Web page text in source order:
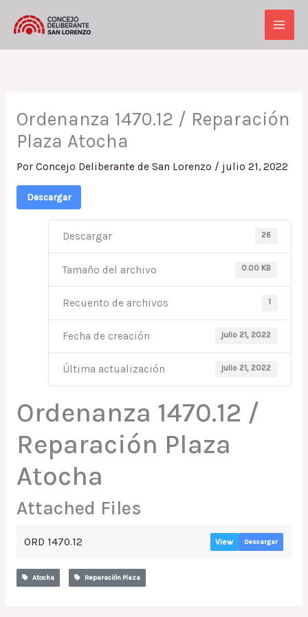
Main
Ordenanza 1470.12 / Reparación
Plaza Atocha
Por Concejo Deliberante de San Lorenzo / julio 21, 2022
Descargar
Descargar 26
Tamaño del archivo 0.00 KB
Recuento de archivos 1
Fecha de creación julio 21, 2022
Última actualización julio 21, 2022
Ordenanza 1470.12 /
Reparación Plaza
Atocha
Attached Files
ORD 1470.12 View Descargar
Atocha Reparación Plaza